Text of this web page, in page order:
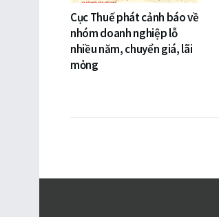
Cục Thuế phát cảnh báo về
nhóm doanh nghiệp lỗ
nhiều năm, chuyển giá, lãi
mỏng